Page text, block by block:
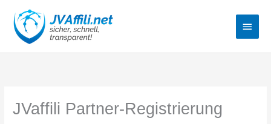
Inhalt
springen
JVaffili Partner-Registrierung